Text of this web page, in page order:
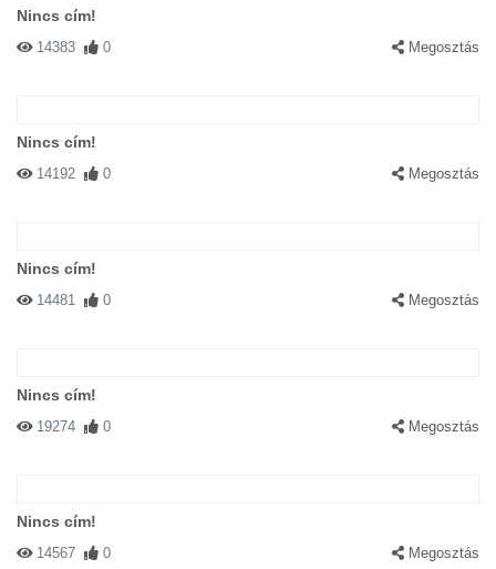
Nincs cím!
14383 0 Megosztás
Nincs cím!
14192 0 Megosztás
Nincs cím!
14481 0 Megosztás
Nincs cím!
19274 0 Megosztás
Nincs cím!
14567 0 Megosztás